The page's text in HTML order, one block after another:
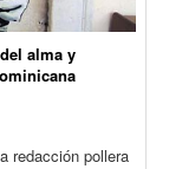
alma y
pollera